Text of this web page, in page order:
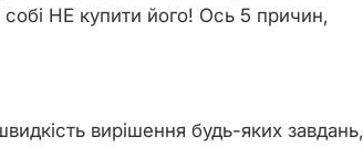
НЕ купити його! Ось 5 причин,
вирішення будь-яких завдань,